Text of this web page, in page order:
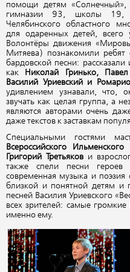
помощи детям
гимназии 93, школы 19,
Челябинского областного
для одаренных детей, всего
Волонтёры движения
Митяева) познакомили
бардовской песни:
как
Николай Гринько,
Василий Уриевский и Ромарио
удивлением узнавали, что,
звучать как целая группа, а
являются авторами очень
даже текстов к заставкам
Специальными гостями
Всероссийского Ильменского
Григорий Третьякови
также спели песни героев
современная музыка и
близкой и понятной детям и
песней Василия Уриевского
всех зрителей: самые
именно ему.